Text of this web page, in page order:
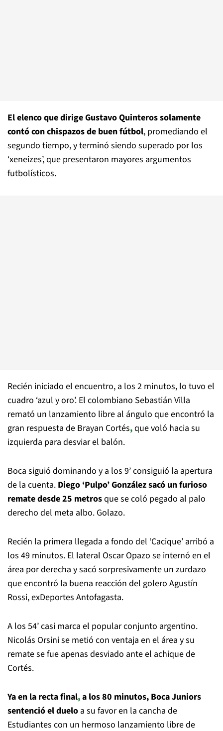
El elenco que dirige Gustavo Quinteros solamente
contó con chispazos de buen fútbol, promediando el
segundo tiempo, y terminó siendo superado por los
‘xeneizes’, que presentaron mayores argumentos
futbolísticos.
Recién iniciado el encuentro, a los 2 minutos, lo tuvo el
cuadro ‘azul y oro’. El colombiano Sebastián Villa
remató un lanzamiento libre al ángulo que encontró la
gran respuesta de Brayan Cortés,que voló hacia su
izquierda para desviar el balón.
Boca siguió dominando y a los 9’ consiguió la apertura
de la cuenta. Diego ‘Pulpo’ González sacó un furioso
remate desde 25 metrosque se coló pegado al palo
derecho del meta albo. Golazo.
Recién la primera llegada a fondo del ‘Cacique’ arribó a
los 49 minutos. El lateral Oscar Opazo se internó en el
área por derecha y sacó sorpresivamente un zurdazo
que encontró la buena reacción del golero Agustín
Rossi, exDeportes Antofagasta.
A los 54’ casi marca el popular conjunto argentino.
Nicolás Orsini se metió con ventaja en el área y su
remate se fue apenas desviado ante el achique de
Cortés.
Ya en la recta final,a los 80 minutos, Boca Juniors
sentenció el duelo a su favor en la cancha de
Estudiantes con un hermoso lanzamiento libre de